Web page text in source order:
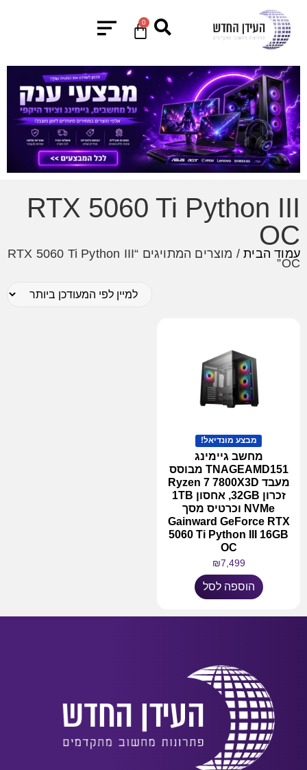
0
RTX 5060 Ti Python III
OC
עמוד הבית / מוצרים המתויגים “RTX 5060 Ti Python III
OC”
מבצע מונדיאל!
מחשב גיימינג
TNAGEAMD151 מבוסס
מעבד Ryzen 7 7800X3D
זכרון 32GB, אחסון 1TB
NVMe וכרטיס מסך
Gainward GeForce RTX
5060 Ti Python III 16GB
OC
₪7,499
הוספה לסל